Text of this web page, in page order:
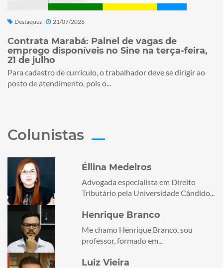
Destaques 21/07/2026
Contrata Marabá: Painel de vagas de
emprego disponíveis no Sine na terça-feira,
21 de julho
Para cadastro de currículo, o trabalhador deve se dirigir ao
posto de atendimento, pois o...
Colunistas
Éllina Medeiros
Advogada especialista em Direito
Tributário pela Universidade Cândido...
Henrique Branco
Me chamo Henrique Branco, sou
professor, formado em...
Luiz Vieira